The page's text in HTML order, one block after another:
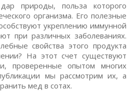
природы, польза которого
организма. Его полезные
укреплению иммунной
при различных заболеваниях.
свойства этого продукта
На этот счет существуют
проверенные опытом многих
мы рассмотрим их, а
мед в сотах.